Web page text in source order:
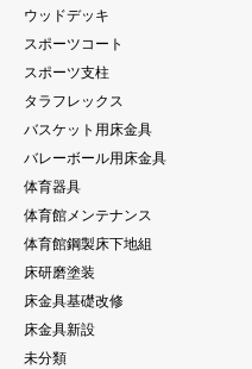
ウッドデッキ
スポーツコート
スポーツ支柱
タラフレックス
バスケット用床金具
バレーボール用床金具
体育器具
体育館メンテナンス
体育館鋼製床下地組
床研磨塗装
床金具基礎改修
床金具新設
未分類